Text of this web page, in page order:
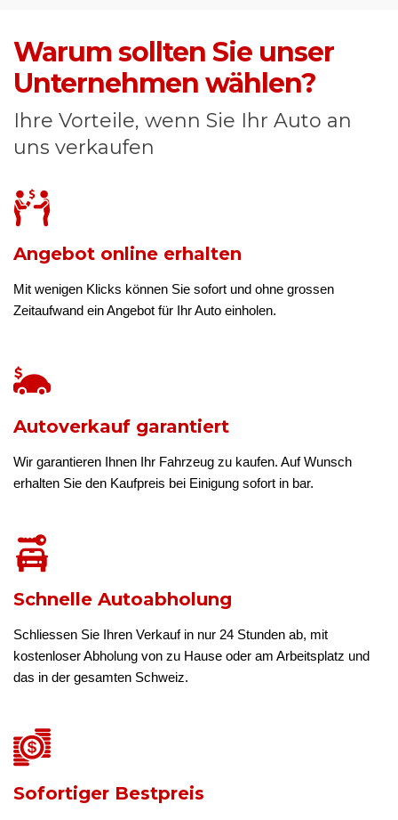
Warum sollten Sie unser
Unternehmen wählen?
Ihre Vorteile, wenn Sie Ihr Auto an
uns verkaufen
Angebot online erhalten
Mit wenigen Klicks können Sie sofort und ohne grossen
Zeitaufwand ein Angebot für Ihr Auto einholen.
Autoverkauf garantiert
Wir garantieren Ihnen Ihr Fahrzeug zu kaufen. Auf Wunsch
erhalten Sie den Kaufpreis bei Einigung sofort in bar.
Schnelle Autoabholung
Schliessen Sie Ihren Verkauf in nur 24 Stunden ab, mit
kostenloser Abholung von zu Hause oder am Arbeitsplatz und
das in der gesamten Schweiz.
Sofortiger Bestpreis